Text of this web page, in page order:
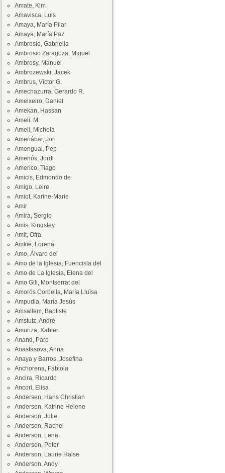
Amate, Kim
Amavisca, Luis
Amaya, María Pilar
Amaya, María Paz
Ambrosio, Gabriella
Ambrosio Zaragoza, Miguel
Ambrosy, Manuel
Ambrozewski, Jacek
Ambrus, Víctor G.
Amechazurra, Gerardo R.
Ameixeiro, Daniel
Amekan, Hassan
Ameli, M.
Ameli, Michela
Amenábar, Jon
Amengual, Pep
Amenós, Jordi
Americo, Tiago
Amicis, Edmondo de
Amigo, Leire
Amiot, Karine-Marie
Amir
Amira, Sergio
Amis, Kingsley
Amit, Ofra
Amkie, Lorena
Amo, Álvaro del
Amo de la Iglesia, Fuencisla del
Amo de La Iglesia, Elena del
Amo Gili, Montserrat del
Amorós Corbella, María Lluïsa
Ampudia, María Jesús
Amsallem, Baptiste
Amstutz, André
Amuriza, Xabier
Anand, Paro
Anastasova, Anna
Anaya y Barros, Josefina
Anchorena, Fabiola
Ancira, Ricardo
Ancori, Elisa
Andersen, Hans Christian
Andersen, Katrine Helene
Anderson, Julie
Anderson, Rachel
Anderson, Lena
Anderson, Peter
Anderson, Laurie Halse
Anderson, Andy